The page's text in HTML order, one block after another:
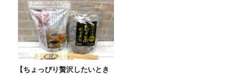
【ちょっぴり贅沢したいとき